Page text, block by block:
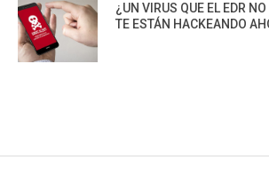
¿UN VIRUS QUE EL EDR NO
TE ESTÁN HACKEANDO